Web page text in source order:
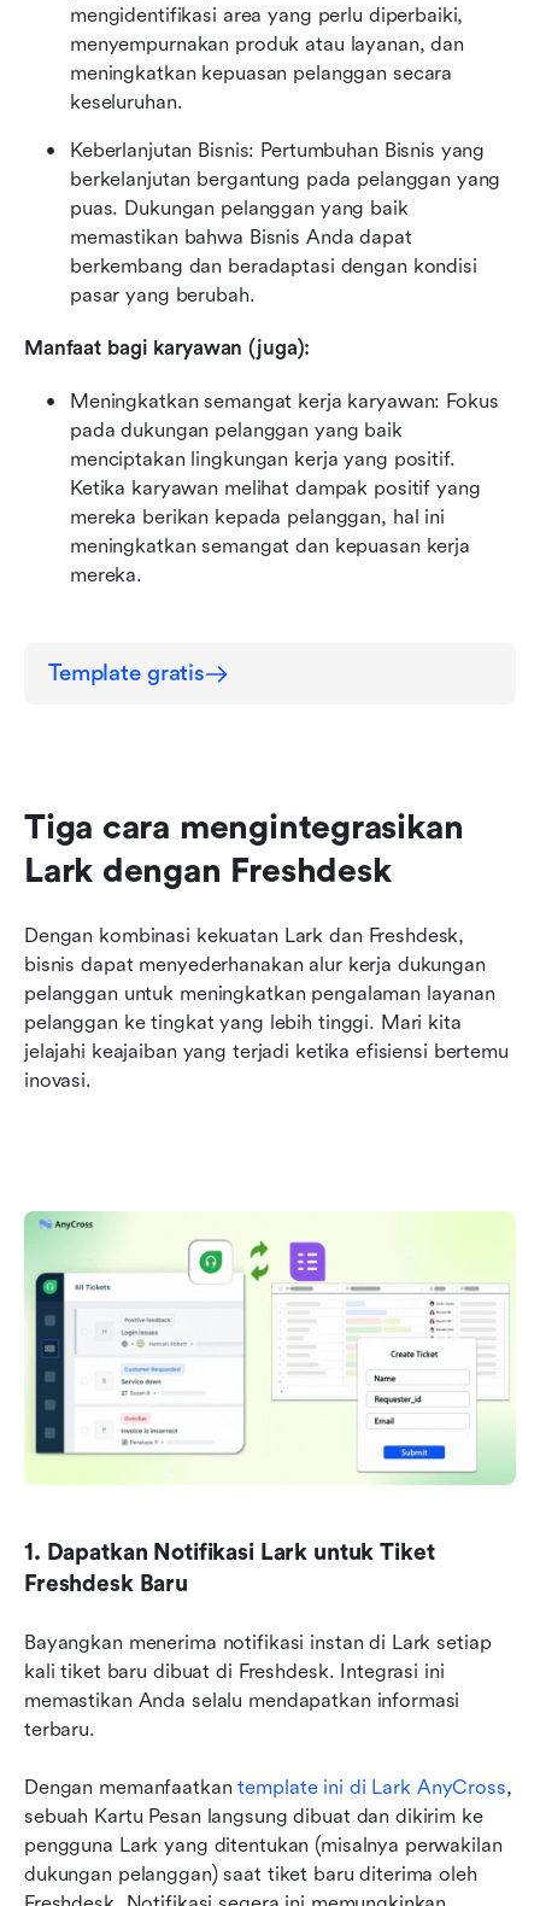
mengidentifikasi area yang perlu diperbaiki,
menyempurnakan produk atau layanan, dan
meningkatkan kepuasan pelanggan secara
keseluruhan.
Keberlanjutan Bisnis: Pertumbuhan Bisnis yang
berkelanjutan bergantung pada pelanggan yang
puas. Dukungan pelanggan yang baik
memastikan bahwa Bisnis Anda dapat
berkembang dan beradaptasi dengan kondisi
pasar yang berubah.
Manfaat bagi karyawan (juga):
Meningkatkan semangat kerja karyawan: Fokus
pada dukungan pelanggan yang baik
menciptakan lingkungan kerja yang positif.
Ketika karyawan melihat dampak positif yang
mereka berikan kepada pelanggan, hal ini
meningkatkan semangat dan kepuasan kerja
mereka.
Template gratis
Tiga cara mengintegrasikan
Lark dengan Freshdesk
Dengan kombinasi kekuatan Lark dan Freshdesk,
bisnis dapat menyederhanakan alur kerja dukungan
pelanggan untuk meningkatkan pengalaman layanan
pelanggan ke tingkat yang lebih tinggi. Mari kita
jelajahi keajaiban yang terjadi ketika efisiensi bertemu
inovasi.
1. Dapatkan Notifikasi Lark untuk Tiket
Freshdesk Baru
Bayangkan menerima notifikasi instan di Lark setiap
kali tiket baru dibuat di Freshdesk. Integrasi ini
memastikan Anda selalu mendapatkan informasi
terbaru.
Dengan memanfaatkan template ini di Lark AnyCross,
sebuah Kartu Pesan langsung dibuat dan dikirim ke
pengguna Lark yang ditentukan (misalnya perwakilan
dukungan pelanggan) saat tiket baru diterima oleh